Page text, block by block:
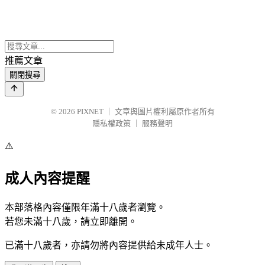
推薦文章
關閉搜尋
© 2026 PIXNET
文章與圖片權利屬原作者所有
隱私權政策
服務聲明
⚠️
成人內容提醒
本部落格內容僅限年滿十八歲者瀏覽。
若您未滿十八歲，請立即離開。
已滿十八歲者，亦請勿將內容提供給未成年人士。